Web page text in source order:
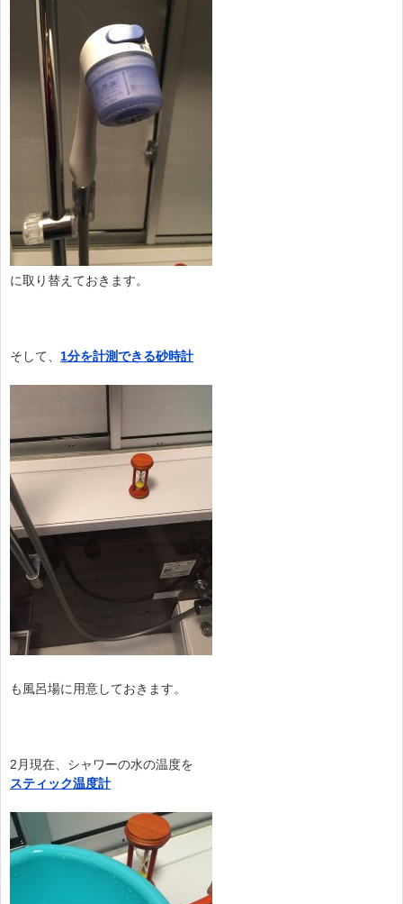
に取り替えておきます。
そして、 1分を計測できる砂時計
も風呂場に用意しておきます。
2月現在、シャワーの水の温度を
スティック温度計